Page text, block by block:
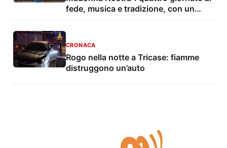
fede, musica e tradizione, con un
CRONACA
Rogo nella notte a Tricase: fiamme
distruggono un’auto